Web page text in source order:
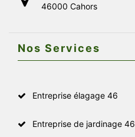
46000 Cahors
Nos Services
Entreprise élagage 46
Entreprise de jardinage 46